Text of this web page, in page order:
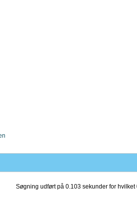
Søgning udført på 0.103 sekunder for